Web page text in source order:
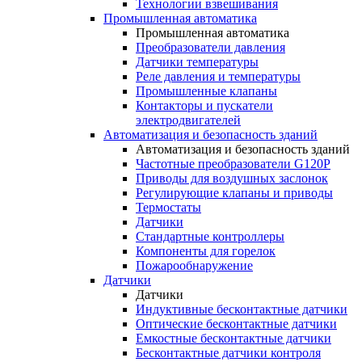
Технологии взвешивания
Промышленная автоматика
Промышленная автоматика
Преобразователи давления
Датчики температуры
Реле давления и температуры
Промышленные клапаны
Контакторы и пускатели
электродвигателей
Автоматизация и безопасность зданий
Автоматизация и безопасность зданий
Частотные преобразователи G120P
Приводы для воздушных заслонок
Регулирующие клапаны и приводы
Термостаты
Датчики
Стандартные контроллеры
Компоненты для горелок
Пожарообнаружение
Датчики
Датчики
Индуктивные бесконтактные датчики
Оптические бесконтактные датчики
Емкостные бесконтактные датчики
Бесконтактные датчики контроля